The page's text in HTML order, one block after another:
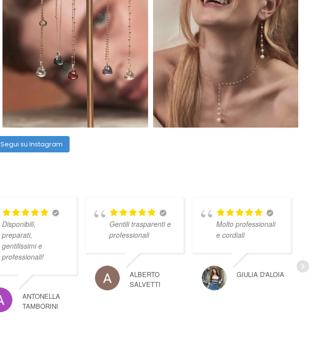
Segui su Instagram
Disponibili,
preparati,
gentilissimi e
professionali!
ANTONELLA
TAMBORINI
Gentili trasparenti e
professionali
ALBERTO
SALVETTI
Molto professionali
e cordiali
GIULIA D'ALOIA